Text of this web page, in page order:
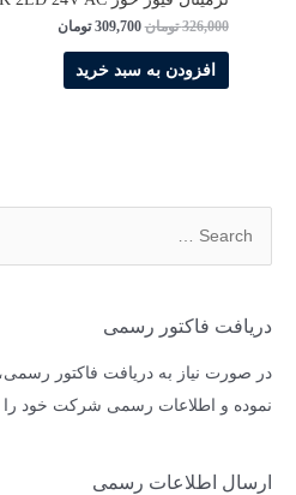
دریافت فاکتور رسمی
در صورت نیاز به دریافت فاکتور رسمی،
نموده و اطلاعات رسمی شرکت خود را
ارسال اطلاعات رسمی
326,000 تومان 309,700 تومان
افزودن به سبد خرید